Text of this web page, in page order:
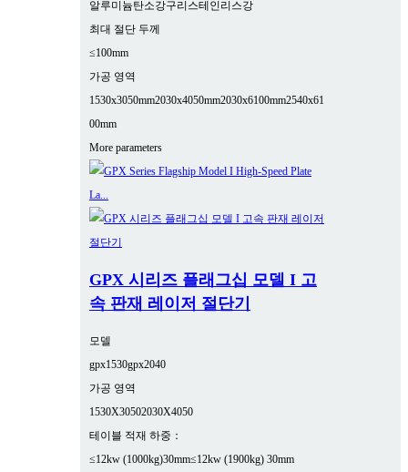
알루미늄탄소강구리스테인리스강
최대 절단 두께
≤100mm
가공 영역
1530x3050mm2030x4050mm2030x6100mm2540x61
00mm
More parameters
GPX 시리즈 플래그십 모델 I 고
속 판재 레이저 절단기
모델
gpx1530gpx2040
가공 영역
1530X30502030X4050
테이블 적재 하중：
≤12kw (1000kg)30mm≤12kw (1900kg) 30mm